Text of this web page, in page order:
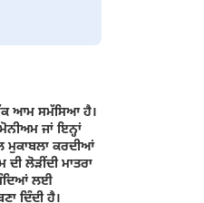
ਇੱਕ ਆਮ ਸਮੱਸਿਆ ਹੈ।
ਜਾਂ ਇਨ੍ਹਾਂ
ਮੁਕਾਬਲਾ ਕਰਦੀਆਂ
ਲੋੜੀਂਦੀ ਮਾਤਰਾ
ਲਈ
ਦਿੰਦੀ ਹੈ।